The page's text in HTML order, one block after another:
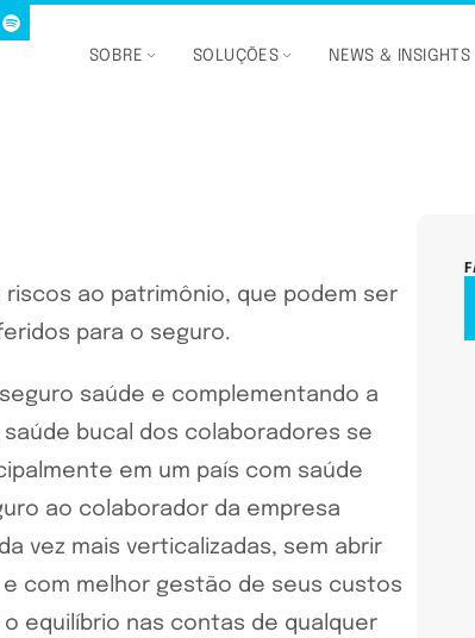
SOBRE SOLUÇÕES NEWS & INSIGHTS
riscos ao patrimônio, que podem ser
para o seguro.
saúde e complementando a
bucal dos colaboradores se
em um país com saúde
ao colaborador da empresa
vez mais verticalizadas, sem abrir
com melhor gestão de seus custos
equilíbrio nas contas de qualquer